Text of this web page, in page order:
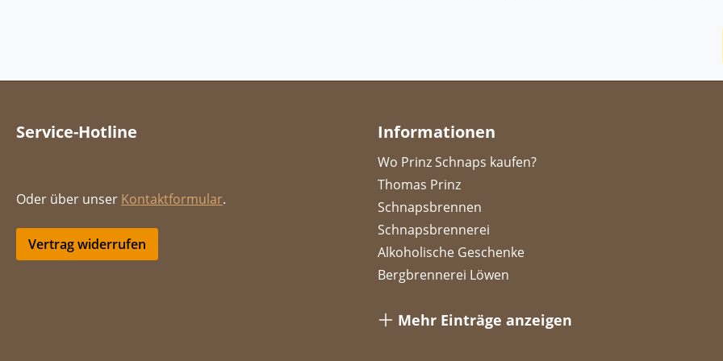
Service-Hotline
Oder über unser Kontaktformular.
Vertrag widerrufen
Informationen
Wo Prinz Schnaps kaufen?
Thomas Prinz
Schnapsbrennen
Schnapsbrennerei
Alkoholische Geschenke
Bergbrennerei Löwen
Dolomiti Alpenfeinkost
Mehr Einträge anzeigen